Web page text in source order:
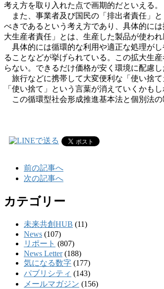
考え方を取り入れた点で画期的だといえる。
また、事業者及び国民の「排出者責任」
べきであるという考え方であり、具体的に
大生産者責任」とは、生産した製品が使わ
具体的には循環的な利用や適正な処理が
ることなどが挙げられている。この拡大生
らない。できるだけ価格が安く環境に配慮
旅行などに携帯して大変便利な「使い捨
「使い捨て」という言葉が消えていくかもし
この循環型社会形成推進基本法と個別法の
前の記事へ
次の記事へ
カテゴリー
未来共創HUB (11)
News (107)
リポート (807)
News Letter(188)
気になる数字 (177)
パブリシティ (143)
メールマガジン (156)